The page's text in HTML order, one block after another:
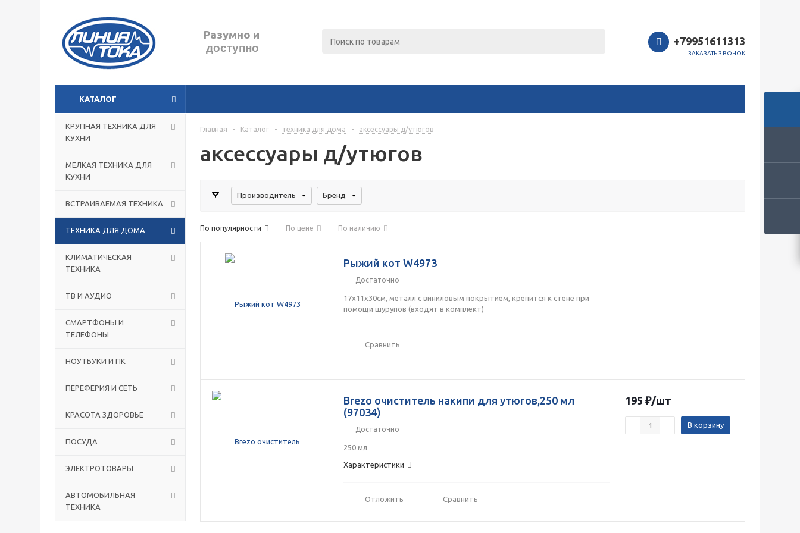
Разумно и
доступно
+79951611313
ЗАКАЗАТЬ ЗВОНОК
КАТАЛОГ
КРУПНАЯ ТЕХНИКА ДЛЯ
КУХНИ
МЕЛКАЯ ТЕХНИКА ДЛЯ
КУХНИ
ВСТРАИВАЕМАЯ ТЕХНИКА
ТЕХНИКА ДЛЯ ДОМА
КЛИМАТИЧЕСКАЯ
ТЕХНИКА
ТВ И AУДИО
СМАРТФОНЫ И
ТЕЛЕФОНЫ
НОУТБУКИ И ПК
ПЕРЕФЕРИЯ И СЕТЬ
КРАСОТА ЗДОРОВЬЕ
ПОСУДА
ЭЛЕКТРОТОВАРЫ
АВТОМОБИЛЬНАЯ
ТЕХНИКА
Главная - Каталог - техника для дома - аксессуары д/утюгов
аксессуары д/утюгов
Производитель Бренд
По популярности По цене По наличию
Рыжий кот W4973
Достаточно
17х11х30см, металл с виниловым покрытием, крепится к стене при
помощи шурупов (входят в комплект)
Сравнить
Brezo очиститель накипи для утюгов,250 мл
(97034)
Достаточно
250 мл
Характеристики
Отложить Сравнить
195 ₽/шт
В корзину
Для клиентов всех банков
Разбейтеоплату
на частибез переплат
25%
Добавляйте товарыв корзину
Оплачивайте сегодня только
25